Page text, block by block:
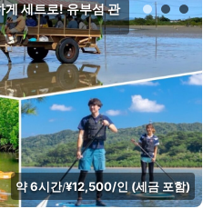
세트로! 유부섬 관
약 6시간/¥12,500/인 (세금 포함)